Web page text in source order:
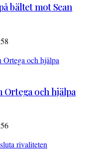
bältet mot Sean
Ortega och hjälpa